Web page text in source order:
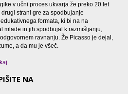
v učni proces ukvarja že preko 20 let
strani gre za spodbujanje
formata, ki bi na na
mlade in jih spodbujal k razmišljanju,
ravnanju. Že Picasso je dejal,
a da mu je všeč.
NA